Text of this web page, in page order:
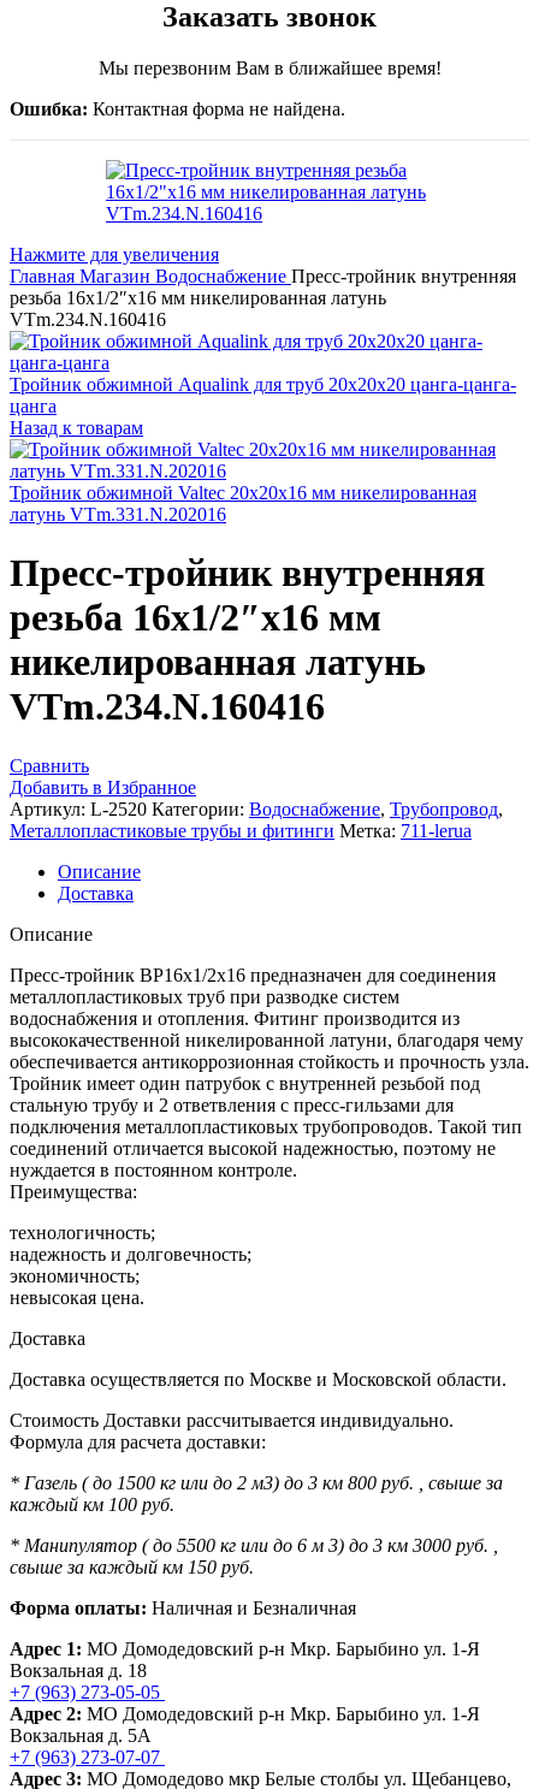
Заказать звонок
Мы перезвоним Вам в ближайшее время!
Ошибка: Контактная форма не найдена.
Нажмите для увеличения
Главная Магазин Водоснабжение Пресс-тройник внутренняя
резьба 16х1/2″х16 мм никелированная латунь
VTm.234.N.160416
Тройник обжимной Aqualink для труб 20х20х20 цанга-цанга-
цанга
Назад к товарам
Тройник обжимной Valtec 20x20x16 мм никелированная
латунь VTm.331.N.202016
Пресс-тройник внутренняя
резьба 16х1/2″х16 мм
никелированная латунь
VTm.234.N.160416
Сравнить
Добавить в Избранное
Артикул: L-2520 Категории: Водоснабжение, Трубопровод,
Металлопластиковые трубы и фитинги Метка: 711-lerua
Описание
Доставка
Описание
Пресс-тройник ВР16х1/2х16 предназначен для соединения
металлопластиковых труб при разводке систем
водоснабжения и отопления. Фитинг производится из
высококачественной никелированной латуни, благодаря чему
обеспечивается антикоррозионная стойкость и прочность узла.
Тройник имеет один патрубок с внутренней резьбой под
стальную трубу и 2 ответвления с пресс-гильзами для
подключения металлопластиковых трубопроводов. Такой тип
соединений отличается высокой надежностью, поэтому не
нуждается в постоянном контроле.
Преимущества:
технологичность;
надежность и долговечность;
экономичность;
невысокая цена.
Доставка
Доставка осуществляется по Москве и Московской области.
Стоимость Доставки рассчитывается индивидуально.
Формула для расчета доставки:
* Газель ( до 1500 кг или до 2 м3) до 3 км 800 руб. , свыше за
каждый км 100 руб.
* Манипулятор ( до 5500 кг или до 6 м 3) до 3 км 3000 руб. ,
свыше за каждый км 150 руб.
Форма оплаты: Наличная и Безналичная
Адрес 1: МО Домодедовский р-н Мкр. Барыбино ул. 1-Я
Вокзальная д. 18
+7 (963) 273-05-05
Адрес 2: МО Домодедовский р-н Мкр. Барыбино ул. 1-Я
Вокзальная д. 5А
+7 (963) 273-07-07
Адрес 3: МО Домодедово мкр Белые столбы ул. Щебанцево,